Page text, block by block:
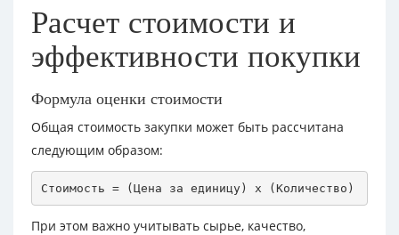
Расчет стоимости и
эффективности покупки
Формула оценки стоимости
Общая стоимость закупки может быть рассчитана
следующим образом:
При этом важно учитывать сырье, качество,